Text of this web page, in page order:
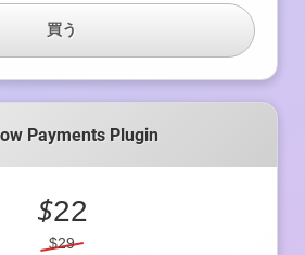
買う
Payments Plugin
$22
$29